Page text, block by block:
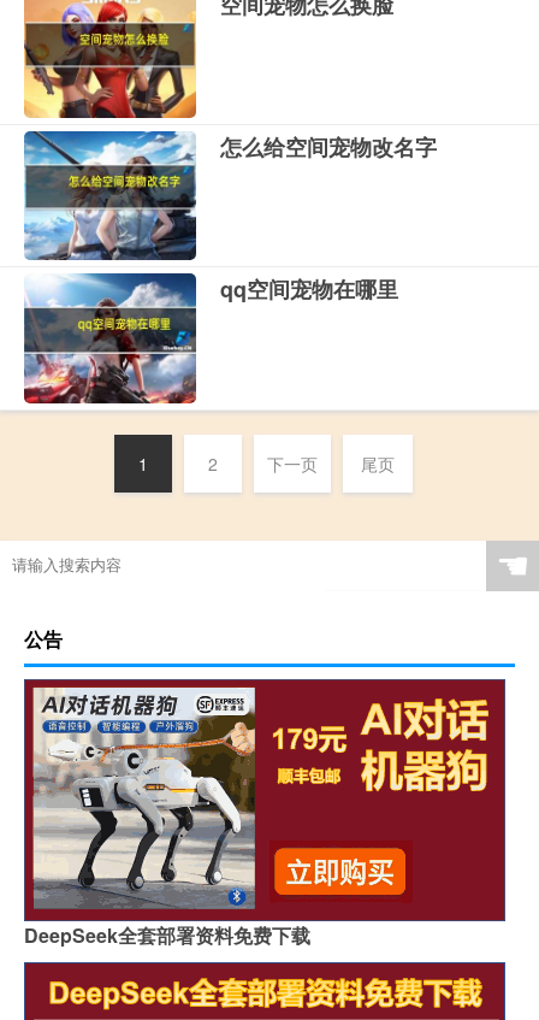
怎么给空间宠物改名字
qq空间宠物在哪里
1 2 下一页 尾页
☚
公告
DeepSeek全套部署资料免费下载